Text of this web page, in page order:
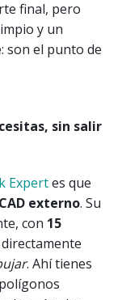
final, pero
y un
son el punto de
sin salir
Expertes que
externo. Su
con 15
. Ahí tienes